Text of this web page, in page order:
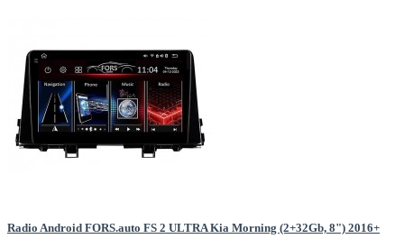
Radio Android FORS.auto FS 2 ULTRA Kia Morning (2+32Gb, 8") 2016+